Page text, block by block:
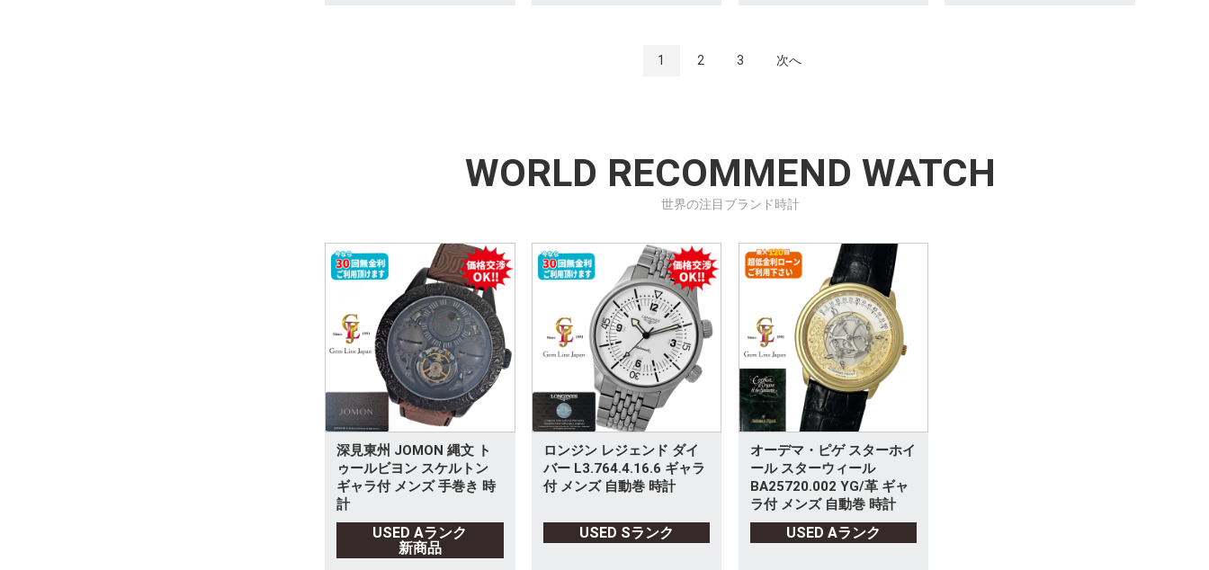
1 2 3 次へ
WORLD RECOMMEND WATCH
世界の注目ブランド時計
深見東州 JOMON 縄文 ト
ゥールビヨン スケルトン
ギャラ付 メンズ 手巻き 時
計
USED Aランク
新商品
ロンジン レジェンド ダイ
バー L3.764.4.16.6 ギャラ
付 メンズ 自動巻 時計
USED Sランク
オーデマ・ピゲ スターホイ
ール スターウィール
BA25720.002 YG/革 ギャ
ラ付 メンズ 自動巻 時計
USED Aランク